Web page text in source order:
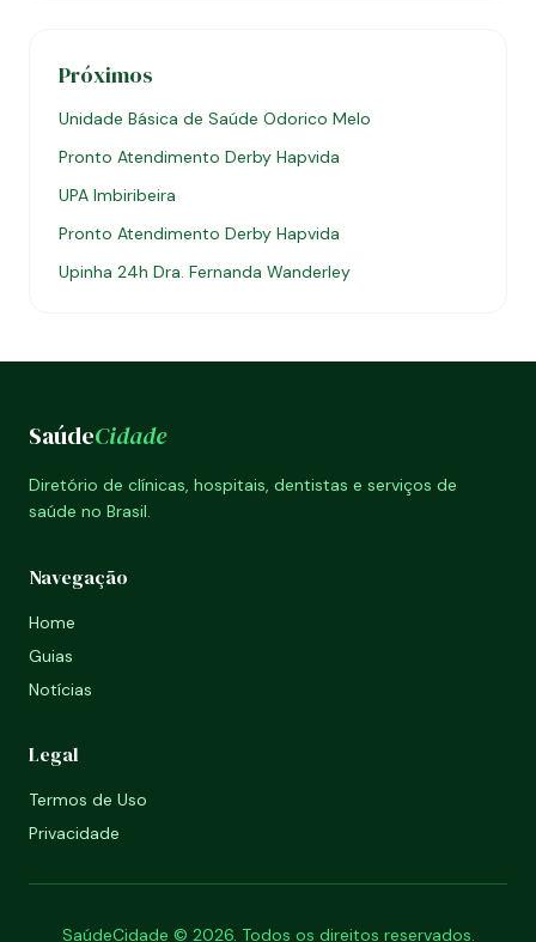
Próximos
Unidade Básica de Saúde Odorico Melo
Pronto Atendimento Derby Hapvida
UPA Imbiribeira
Pronto Atendimento Derby Hapvida
Upinha 24h Dra. Fernanda Wanderley
SaúdeCidade
Diretório de clínicas, hospitais, dentistas e serviços de
saúde no Brasil.
Navegação
Home
Guias
Notícias
Legal
Termos de Uso
Privacidade
SaúdeCidade © 2026. Todos os direitos reservados.